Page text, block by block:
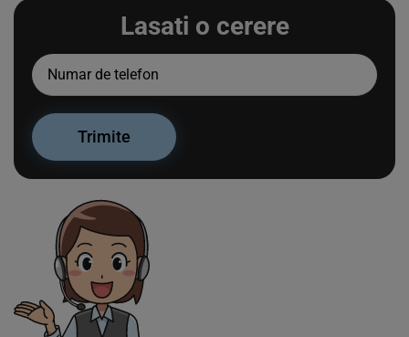
Lasati o cerere